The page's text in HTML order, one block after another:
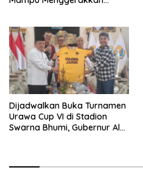
Dijadwalkan Buka Turnamen
Urawa Cup VI di Stadion
Swarna Bhumi, Gubernur Al